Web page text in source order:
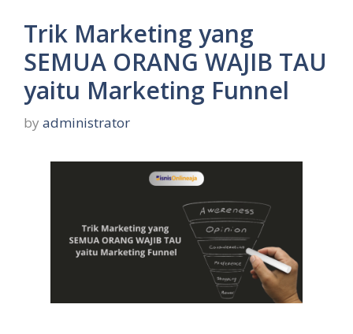
Trik Marketing yang
SEMUA ORANG WAJIB TAU
yaitu Marketing Funnel
by administrator